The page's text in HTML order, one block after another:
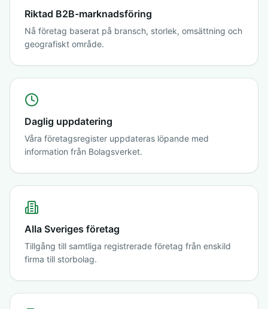
Riktad B2B-marknadsföring
Nå företag baserat på bransch, storlek, omsättning och
geografiskt område.
Daglig uppdatering
Våra företagsregister uppdateras löpande med
information från Bolagsverket.
Alla Sveriges företag
Tillgång till samtliga registrerade företag från enskild
firma till storbolag.